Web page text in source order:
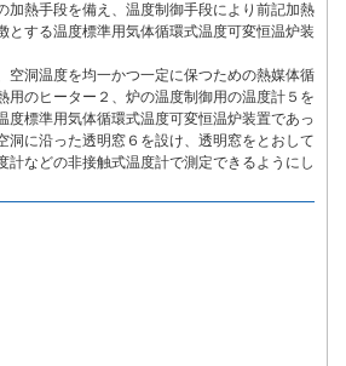
加熱手段を備え、温度制御手段により前記加熱
とする温度標準用気体循環式温度可変恒温炉装
空洞温度を均一かつ一定に保つための熱媒体循
用のヒーター２、炉の温度制御用の温度計５を
度標準用気体循環式温度可変恒温炉装置であっ
洞に沿った透明窓６を設け、透明窓をとおして
計などの非接触式温度計で測定できるようにし